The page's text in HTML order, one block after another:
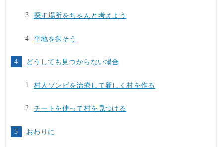
探す場所をちゃんと考えよう
平地を探そう
どうしても見つからない場合
村人ゾンビを治療して新しく村を作る
チートを使って村を見つける
おわりに